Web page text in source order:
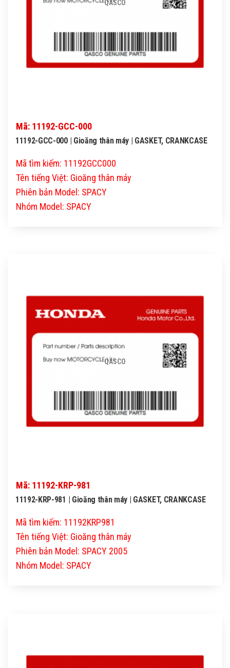
QASCO
Mã: 11192-GCC-000
11192-GCC-000 | Gioăng thân máy | GASKET, CRANKCASE
Mã tìm kiếm: 11192GCC000
Tên tiếng Việt: Gioăng thân máy
Phiên bản Model: SPACY
Nhóm Model: SPACY
QASCO
Mã: 11192-KRP-981
11192-KRP-981 | Gioăng thân máy | GASKET, CRANKCASE
Mã tìm kiếm: 11192KRP981
Tên tiếng Việt: Gioăng thân máy
Phiên bản Model: SPACY 2005
Nhóm Model: SPACY